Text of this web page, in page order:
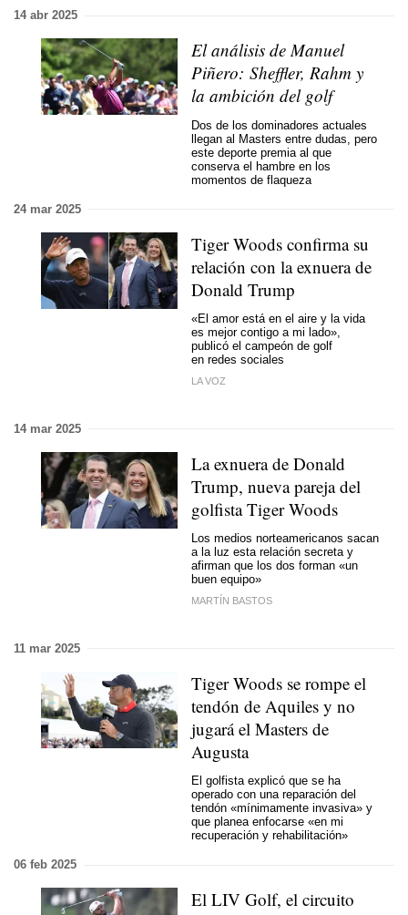
14 abr 2025
El análisis de Manuel
Piñero: Sheffler, Rahm y
la ambición del golf
Dos de los dominadores actuales
llegan al Masters entre dudas, pero
este deporte premia al que
conserva el hambre en los
momentos de flaqueza
24 mar 2025
Tiger Woods confirma su
relación con la exnuera de
Donald Trump
«El amor está en el aire y la vida
es mejor contigo a mi lado»,
publicó el campeón de golf
en redes sociales
LA VOZ
14 mar 2025
La exnuera de Donald
Trump, nueva pareja del
golfista Tiger Woods
Los medios norteamericanos sacan
a la luz esta relación secreta y
afirman que los dos forman «un
buen equipo»
MARTÍN BASTOS
11 mar 2025
Tiger Woods se rompe el
tendón de Aquiles y no
jugará el Masters de
Augusta
El golfista explicó que se ha
operado con una reparación del
tendón «mínimamente invasiva» y
que planea enfocarse «en mi
recuperación y rehabilitación»
06 feb 2025
El LIV Golf, el circuito